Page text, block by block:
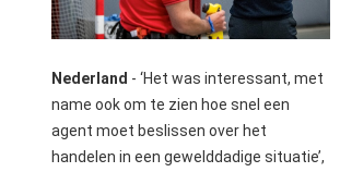
Nederland - ‘Het was interessant, met
name ook om te zien hoe snel een
agent moet beslissen over het
handelen in een gewelddadige situatie’,